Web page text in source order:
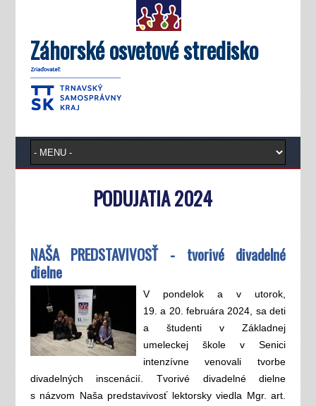
Záhorské osvetové stredisko
PODUJATIA 2024
NAŠA PREDSTAVIVOSŤ - tvorivé divadelné
dielne
V pondelok a v utorok,
19. a 20. februára 2024, sa deti
a študenti v Základnej
umeleckej škole v Senici
intenzívne venovali tvorbe
divadelných inscenácií. Tvorivé divadelné dielne
s názvom Naša predstavivosť lektorsky viedla Mgr. art.